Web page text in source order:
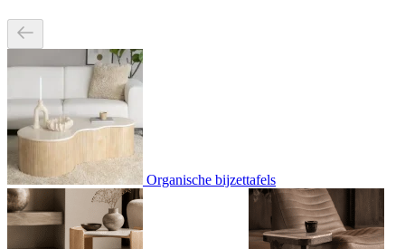
Organische bijzettafels